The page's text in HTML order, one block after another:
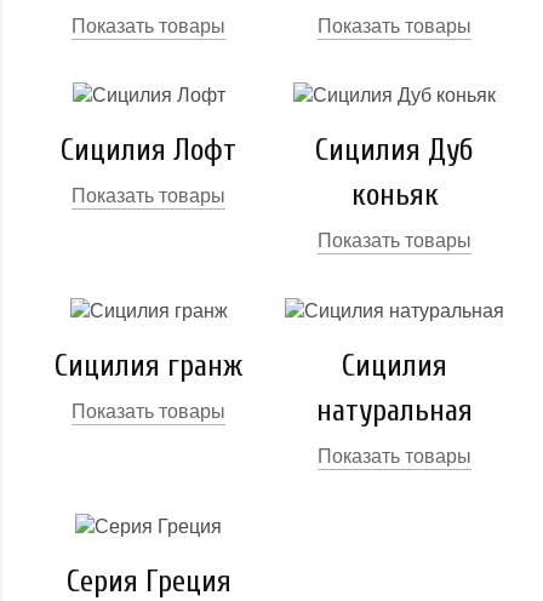
Показать товары Показать товары
Сицилия Лофт
Показать товары
Сицилия Дуб
коньяк
Показать товары
Сицилия гранж
Показать товары
Сицилия
натуральная
Показать товары
Серия Греция